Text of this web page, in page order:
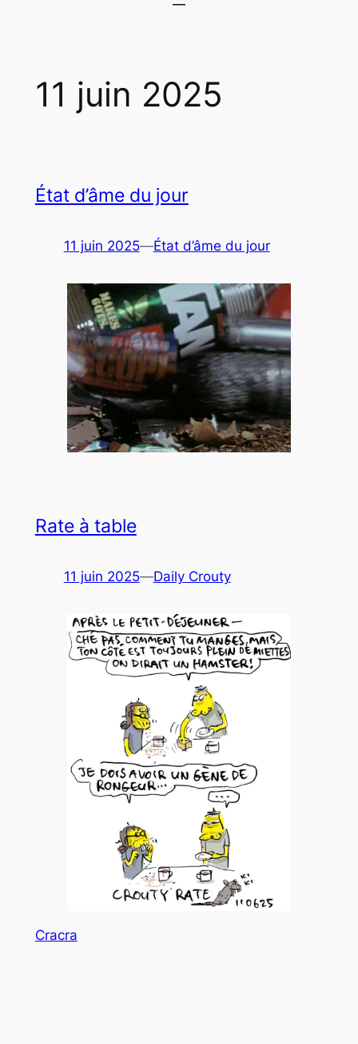
11 juin 2025
État d’âme du jour
11 juin 2025—État d’âme du jour
Rate à table
11 juin 2025—Daily Crouty
Cracra